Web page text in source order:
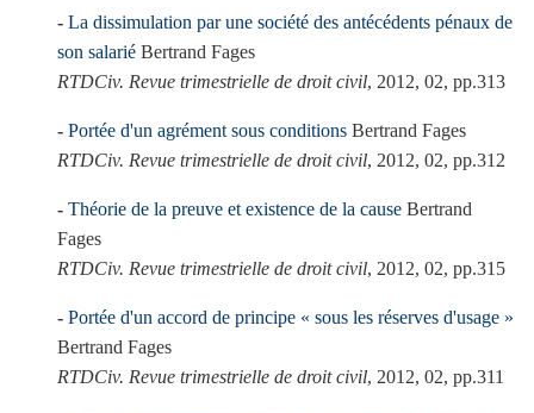
La dissimulation par une société des antécédents pénaux de
son salarié Bertrand Fages
RTDCiv. Revue trimestrielle de droit civil, 2012, 02, pp.313
Portée d'un agrément sous conditions Bertrand Fages
RTDCiv. Revue trimestrielle de droit civil, 2012, 02, pp.312
Théorie de la preuve et existence de la cause Bertrand
Fages
RTDCiv. Revue trimestrielle de droit civil, 2012, 02, pp.315
Portée d'un accord de principe « sous les réserves d'usage »
Bertrand Fages
RTDCiv. Revue trimestrielle de droit civil, 2012, 02, pp.311